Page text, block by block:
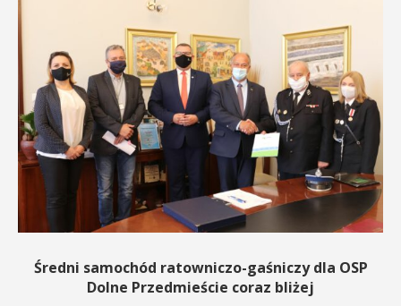
Średni samochód ratowniczo-gaśniczy dla OSP
Dolne Przedmieście coraz bliżej